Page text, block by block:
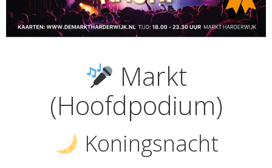
Markt
(Hoofdpodium)
Koningsnacht